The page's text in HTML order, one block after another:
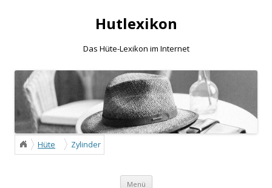
Hutlexikon
Das Hüte-Lexikon im Internet
Hüte
/
Zylinder
Menü Zum Inhalt springen